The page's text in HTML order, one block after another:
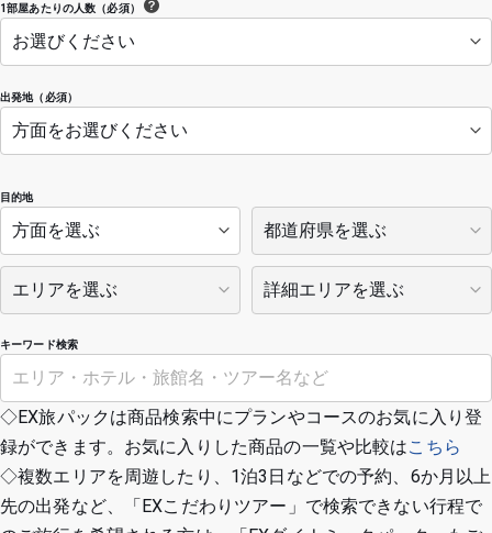
出発地（必須）
1部屋あたりの人数（必須）
目的地
キーワード検索
◇EX旅パックは商品検索中にプランやコースのお気に入り登
録ができます。お気に入りした商品の一覧や比較はこちら
◇複数エリアを周遊したり、1泊3日などでの予約、6か月以上
先の出発など、「EXこだわりツアー」で検索できない行程で